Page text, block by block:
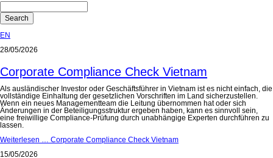
Search
EN
28/05/2026
Corporate Compliance Check Vietnam
Als ausländischer Investor oder Geschäftsführer in Vietnam ist es nicht einfach, die
vollständige Einhaltung der gesetzlichen Vorschriften im Land sicherzustellen.
Wenn ein neues Managementteam die Leitung übernommen hat oder sich
Änderungen in der Beteiligungsstruktur ergeben haben, kann es sinnvoll sein,
eine freiwillige Compliance-Prüfung durch unabhängige Experten durchführen zu
lassen.
Weiterlesen … Corporate Compliance Check Vietnam
15/05/2026